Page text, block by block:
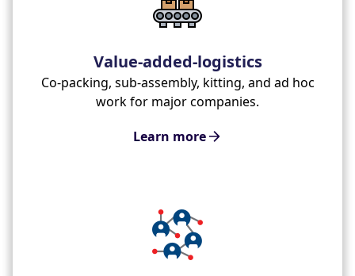
Value-added-logistics
Co-packing, sub-assembly, kitting, and ad hoc
work for major companies.
Learn more